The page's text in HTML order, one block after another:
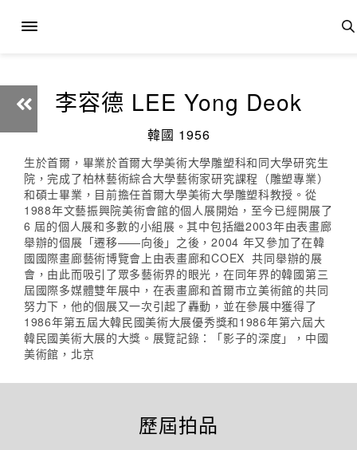
李容德 LEE Yong Deok
韓國 1956
生於首爾，畢業於首爾大學美術大學雕塑科和同大學研究生
院，完成了柏林藝術綜合大學藝術家研究課程（雕塑專業）
和碩士畢業，目前擔任首爾大學美術大學雕塑科教授。從
1988年文藝振興院美術會館的個人展開始，至今已經開展了
6 屆的個人展和多數的小組展。其中包括繼2003年由表畫廊
舉辦的個展「遷移——向後」之後，2004 年又參加了在韓
國國際畫廊藝術博覽會上由表畫廊和COEX 共同舉辦的展
會，由此而吸引了眾多藝術界的眼光，在同年界的韓國第三
屆國際多媒體雙年展中，在表畫廊和首爾市立美術館的共同
努力下，他的個展又一次引起了轟動，並在參展中獲得了
1986年第五屆大韓民國美術大展優秀獎和1986年第六屆大
韓民國美術大展的大獎。展覽記錄：「影子的深度」，中國
美術館，北京
歷屆拍品